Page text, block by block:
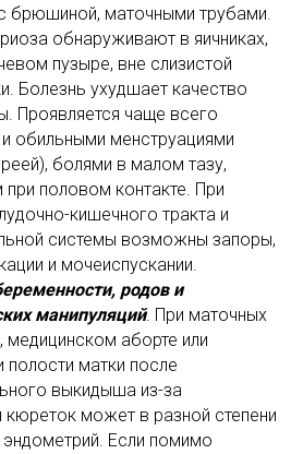
брюшиной, маточными трубами.
обнаруживают в яичниках,
пузыре, вне слизистой
Болезнь ухудшает качество
Проявляется чаще всего
обильными менструациями
болями в малом тазу,
половом контакте. При
кишечного тракта и
системы возможны запоры,
и мочеиспускании.
родов и
манипуляций. При маточных
медицинском аборте или
полости матки после
выкидыша из-за
кюреток может в разной степени
Если помимо